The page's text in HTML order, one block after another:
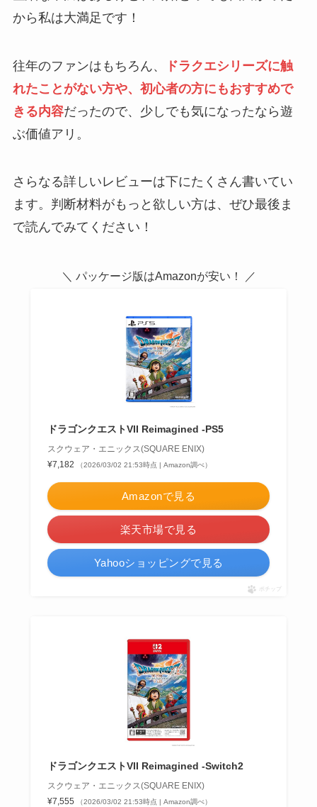
から私は大満足です！
往年のファンはもちろん、
ドラクエシリーズに触
れたことがない方や、初心者の方にもおすすめで
きる内容だったので、少しでも気になったなら遊
ぶ価値アリ。
さらなる詳しいレビューは下にたくさん書いてい
ます。判断材料がもっと欲しい方は、ぜひ最後ま
で読んでみてください！
＼ パッケージ版はAmazonが安い！ ／
ドラゴンクエストVII Reimagined -PS5
スクウェア・エニックス(SQUARE ENIX)
¥7,182
（2026/03/02 21:53時点 | Amazon調べ）
Amazonで見る
楽天市場で見る
Yahooショッピングで見る
ポチップ
ドラゴンクエストVII Reimagined -Switch2
スクウェア・エニックス(SQUARE ENIX)
¥7,555
（2026/03/02 21:53時点 | Amazon調べ）